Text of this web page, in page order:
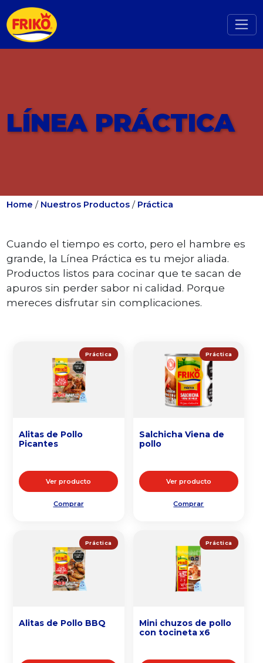
LÍNEA PRÁCTICA
Home / Nuestros Productos/ Práctica
Cuando el tiempo es corto, pero el hambre es
grande, la Línea Práctica es tu mejor aliada.
Productos listos para cocinar que te sacan de
apuros sin perder sabor ni calidad. Porque
mereces disfrutar sin complicaciones.
Práctica
Alitas de Pollo
Picantes
Ver producto
Comprar
Práctica
Salchicha Viena de
pollo
Ver producto
Comprar
Práctica
Alitas de Pollo BBQ
Práctica
Mini chuzos de pollo
con tocineta x6